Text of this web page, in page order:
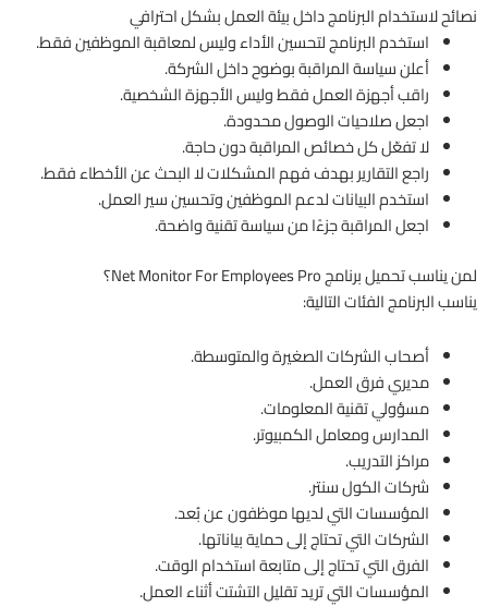
نصائح لاستخدام البرنامج داخل بيئة العمل بشكل احترافي
استخدم البرنامج لتحسين الأداء وليس لمعاقبة الموظفين فقط.
أعلن سياسة المراقبة بوضوح داخل الشركة.
راقب أجهزة العمل فقط وليس الأجهزة الشخصية.
اجعل صلاحيات الوصول محدودة.
لا تفعّل كل خصائص المراقبة دون حاجة.
راجع التقارير بهدف فهم المشكلات لا البحث عن الأخطاء فقط.
استخدم البيانات لدعم الموظفين وتحسين سير العمل.
اجعل المراقبة جزءًا من سياسة تقنية واضحة.
لمن يناسب تحميل برنامج Net Monitor For Employees Pro؟
يناسب البرنامج الفئات التالية:
أصحاب الشركات الصغيرة والمتوسطة.
مديري فرق العمل.
مسؤولي تقنية المعلومات.
المدارس ومعامل الكمبيوتر.
مراكز التدريب.
شركات الكول سنتر.
المؤسسات التي لديها موظفون عن بُعد.
الشركات التي تحتاج إلى حماية بياناتها.
الفرق التي تحتاج إلى متابعة استخدام الوقت.
المؤسسات التي تريد تقليل التشتت أثناء العمل.